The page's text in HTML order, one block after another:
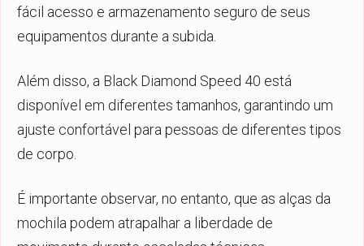
fácil acesso e armazenamento seguro de seus
equipamentos durante a subida.
Além disso, a Black Diamond Speed 40 está
disponível em diferentes tamanhos, garantindo um
ajuste confortável para pessoas de diferentes tipos
de corpo.
É importante observar, no entanto, que as alças da
mochila podem atrapalhar a liberdade de